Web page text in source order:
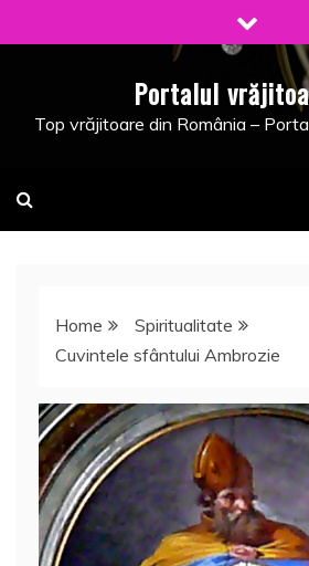
to
Portalul
Top vrăjitoare din România –
Home
Spiritualitate
Cuvintele sfântului Ambrozie